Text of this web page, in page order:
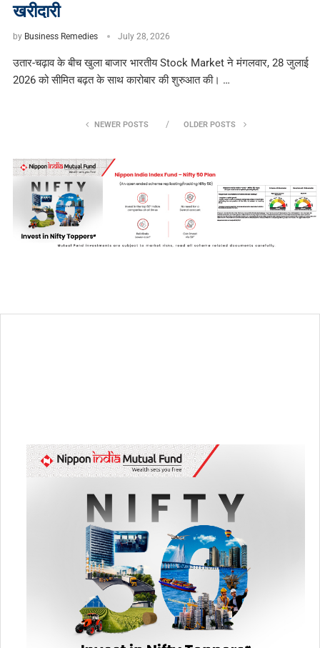
खरीदारी
by Business Remedies July 28, 2026
उतार-चढ़ाव के बीच खुला बाजार भारतीय Stock Market ने मंगलवार, 28 जुलाई
2026 को सीमित बढ़त के साथ कारोबार की शुरुआत की। …
NEWER POSTS OLDER POSTS